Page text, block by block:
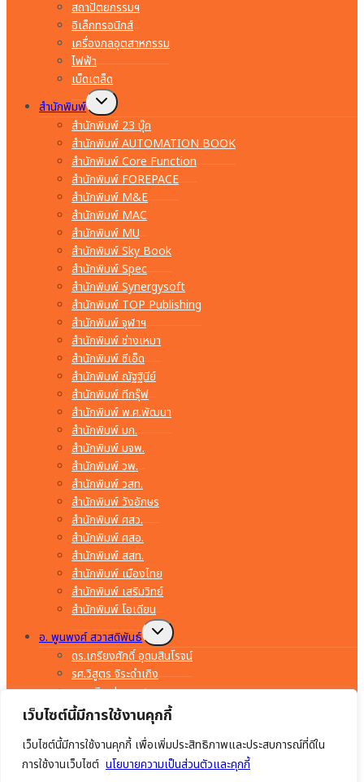
เว็บไซต์นี้มีการใช้งานคุกกี้
เว็บไซต์นี้มีการใช้งานคุกกี้ เพื่อเพิ่มประสิทธิภาพและประสบการณ์ที่ดีใน
การใช้งานเว็บไซต์ นโยบายความเป็นส่วนตัวและคุกกี้
สถาปัตยกรรมฯ
อิเล็กทรอนิกส์
เครื่องกลอุตสาหกรรม
ไฟฟ้า
เบ็ดเตล็ด
สำนักพิมพ์
Toggle
child
menu
สำนักพิมพ์ 23 บุ๊ค
สำนักพิมพ์ AUTOMATION BOOK
สำนักพิมพ์ Core Function
สำนักพิมพ์ FOREPACE
สำนักพิมพ์ M&E
สำนักพิมพ์ MAC
สำนักพิมพ์ MU
สำนักพิมพ์ Sky Book
สำนักพิมพ์ Spec
สำนักพิมพ์ Synergysoft
สำนักพิมพ์ TOP Publishing
สำนักพิมพ์ จุฬาฯ
สำนักพิมพ์ ช่างเหมา
สำนักพิมพ์ ซีเอ็ด
สำนักพิมพ์ ณัฐฐินีย์
สำนักพิมพ์ ทีกรุ๊ฟ
สำนักพิมพ์ พ.ศ.พัฒนา
สำนักพิมพ์ มก.
สำนักพิมพ์ มจพ.
สำนักพิมพ์ วพ.
สำนักพิมพ์ วสท.
สำนักพิมพ์ วังอักษร
สำนักพิมพ์ ศสว.
สำนักพิมพ์ ศสอ.
สำนักพิมพ์ สสท.
สำนักพิมพ์ เมืองไทย
สำนักพิมพ์ เสริมวิทย์
สำนักพิมพ์ โอเดียน
อ. พูนพงศ์ สวาสดิพันธ์
Toggle
child
menu
ดร.เกรียงศักดิ์ อุดมสินโรจน์
รศ.วิสูตร จิระดำเกิง
อ.พรจิต ประทุมสุวรรณ
อ.มงคล ทองสงคราม
อ.ยรรยง ทรัพย์สุขอำนวย
อ.สำราญ คำยิ่ง
อ.อร่าม เริงฤทธิ์